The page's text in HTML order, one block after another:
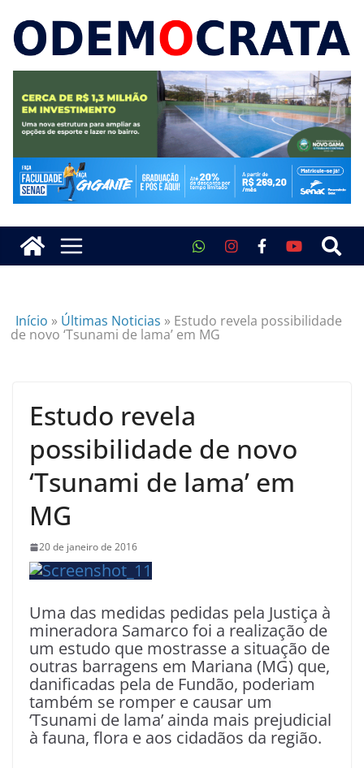
Início » Últimas Noticias » Estudo revela possibilidade
de novo ‘Tsunami de lama’ em MG
Estudo revela
possibilidade de novo
‘Tsunami de lama’ em
MG
20 de janeiro de 2016
Uma das medidas pedidas pela Justiça à
mineradora Samarco foi a realização de
um estudo que mostrasse a situação de
outras barragens em Mariana (MG) que,
danificadas pela de Fundão, poderiam
também se romper e causar um
‘Tsunami de lama’ ainda mais prejudicial
à fauna, flora e aos cidadãos da região.